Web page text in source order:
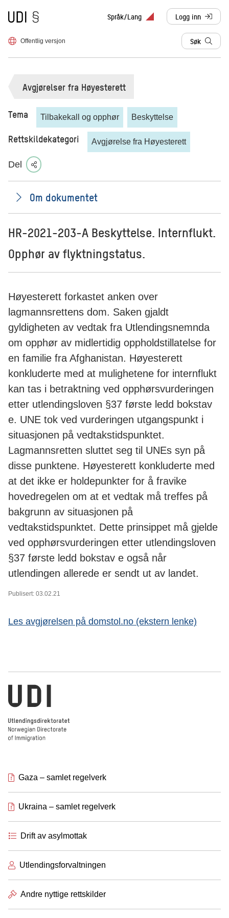
Til forsiden Språk/Lang Logg inn
, sendes til
Offentlig versjon Søk
Avgjørelser fra Høyesterett
Tema Tilbakekall og opphør Beskyttelse
Rettskildekategori Avgjørelse fra Høyesterett
Del
Om dokumentet
HR-2021-203-A Beskyttelse. Internflukt.
Opphør av flyktningstatus.
Høyesterett forkastet anken over
lagmannsrettens dom. Saken gjaldt
gyldigheten av vedtak fra Utlendingsnemnda
om opphør av midlertidig oppholdstillatelse for
en familie fra Afghanistan. Høyesterett
konkluderte med at mulighetene for internflukt
kan tas i betraktning ved opphørsvurderingen
etter utlendingsloven §37 første ledd bokstav
e. UNE tok ved vurderingen utgangspunkt i
situasjonen på vedtakstidspunktet.
Lagmannsretten sluttet seg til UNEs syn på
disse punktene. Høyesterett konkluderte med
at det ikke er holdepunkter for å fravike
hovedregelen om at et vedtak må treffes på
bakgrunn av situasjonen på
vedtakstidspunktet. Dette prinsippet må gjelde
ved opphørsvurderingen etter utlendingsloven
§37 første ledd bokstav e også når
utlendingen allerede er sendt ut av landet.
Publisert: 03.02.21
Les avgjørelsen på domstol.no (ekstern lenke)
Utlendingsdirektoratet
Gaza – samlet regelverk
Ukraina – samlet regelverk
Drift av asylmottak
Utlendingsforvaltningen
Andre nyttige rettskilder